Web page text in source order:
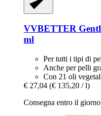
VVBETTER
ml
Per tutti i tipi di
Anche per pelli
Con 21 oli
€ 27,04 (€ 135,20 / l)
Consegna entro il